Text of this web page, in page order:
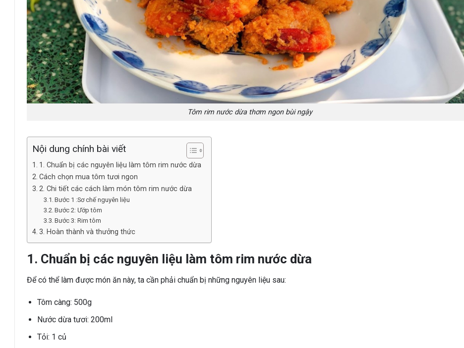
Tôm rim nước dừa thơm ngon bùi ngậy
Nội dung chính bài viết
1. Chuẩn bị các nguyên liệu làm tôm rim nước dừa
Cách chọn mua tôm tươi ngon
2. Chi tiết các cách làm món tôm rim nước dừa
Bước 1 :Sơ chế nguyên liệu
Bước 2: Ướp tôm
Bước 3: Rim tôm
3. Hoàn thành và thưởng thức
1. Chuẩn bị các nguyên liệu làm tôm rim nước dừa
Để có thể làm được món ăn này, ta cần phải chuẩn bị những nguyên liệu sau:
Tôm càng: 500g
Nước dừa tươi: 200ml
Tỏi: 1 củ